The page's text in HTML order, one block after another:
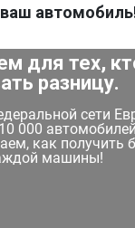
для тех,
разницу.
сети
000
как получить
машины!